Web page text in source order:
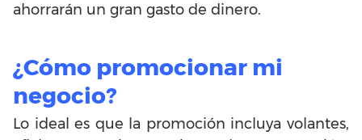
ahorrarán un gran gasto de dinero.
¿Cómo promocionar mi
negocio?
Lo ideal es que la promoción incluya volantes,